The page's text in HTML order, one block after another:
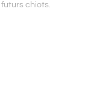
futurs chiots.